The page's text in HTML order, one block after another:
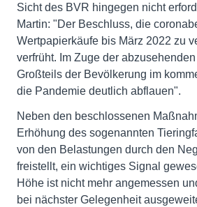
Sicht des BVR hingegen nicht
Martin: "Der Beschluss, die
Wertpapierkäufe bis März 2022 zu
verfrüht. Im Zuge der
Großteils der Bevölkerung im
die Pandemie deutlich abflauen".
Neben den beschlossenen
Erhöhung des sogenannten
von den Belastungen durch den
freistellt, ein wichtiges Signal
Höhe ist nicht mehr angemessen
bei nächster Gelegenheit